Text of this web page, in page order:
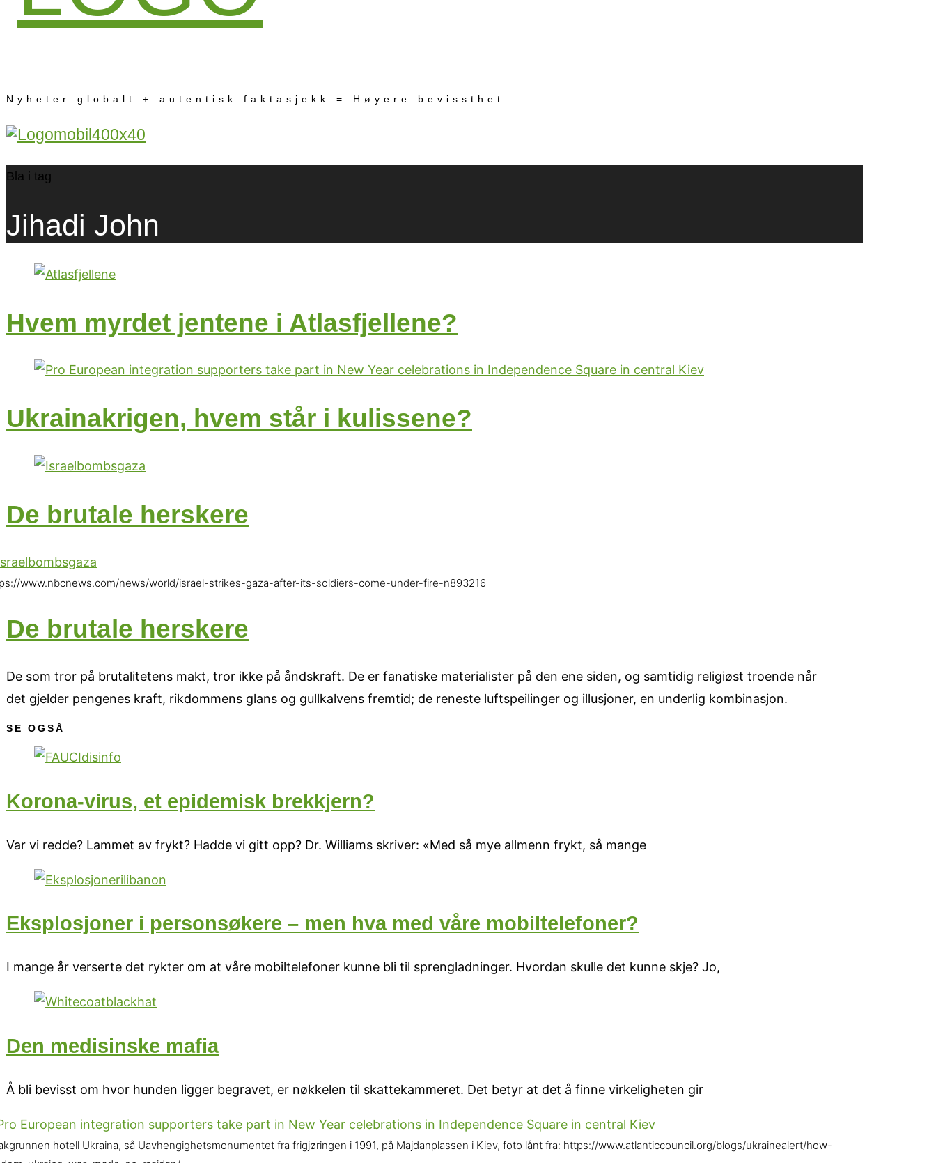
Nyheter globalt + autentisk faktasjekk = Høyere bevissthet
Bla i tag
Jihadi John
Hvem myrdet jentene i Atlasfjellene?
Ukrainakrigen, hvem står i kulissene?
De brutale herskere
www.nbcnews.com/news/world/israel-strikes-gaza-after-its-soldiers-come-under-fire-n893216
De brutale herskere
De som tror på brutalitetens makt, tror ikke på åndskraft. De er fanatiske materialister på den ene siden, og samtidig religiøst troende når
det gjelder pengenes kraft, rikdommens glans og gullkalvens fremtid; de reneste luftspeilinger og illusjoner, en underlig kombinasjon.
SE OGSÅ
Korona-virus, et epidemisk brekkjern?
Var vi redde? Lammet av frykt? Hadde vi gitt opp? Dr. Williams skriver: «Med så mye allmenn frykt, så mange
Eksplosjoner i personsøkere – men hva med våre mobiltelefoner?
I mange år verserte det rykter om at våre mobiltelefoner kunne bli til sprengladninger. Hvordan skulle det kunne skje? Jo,
Den medisinske mafia
Å bli bevisst om hvor hunden ligger begravet, er nøkkelen til skattekammeret. Det betyr at det å finne virkeligheten gir
hotell Ukraina, så Uavhengighetsmonumentet fra frigjøringen i 1991, på Majdanplassen i Kiev, foto lånt fra: https://www.atlanticcouncil.org/blogs/ukrainealert/how-